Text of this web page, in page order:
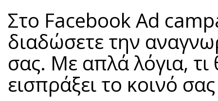
Στο Facebook Ad
διαδώσετε την
σας. Με απλά λόγια, τι
εισπράξει το κοινό